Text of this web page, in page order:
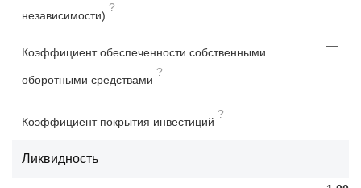
независимости)
?
Коэффициент обеспеченности собственными
оборотными средствами
?
—
Коэффициент покрытия инвестиций
? —
Ликвидность